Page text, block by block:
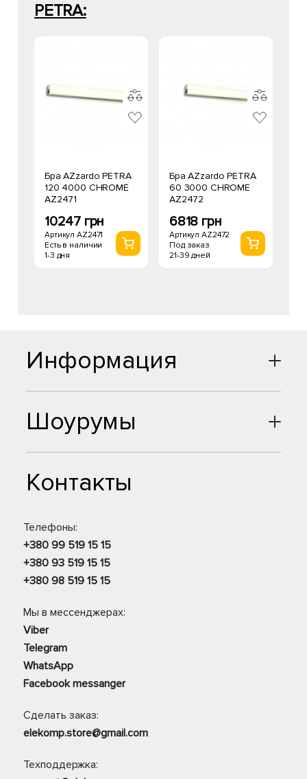
PETRA:
Бра AZzardo PETRA
120 4000 CHROME
AZ2471
10247 грн
Артикул AZ2471
Есть в наличии
1-3 дня
Бра AZzardo PETRA
60 3000 CHROME
AZ2472
6818 грн
Артикул AZ2472
Под заказ
21-39 дней
Шоурумы
Контакты
Телефоны:
+380 99 519 15 15
+380 93 519 15 15
+380 98 519 15 15
Мы в мессенджерах:
Viber
Telegram
WhatsApp
Facebook messanger
Сделать заказ:
elekomp.store@gmail.com
Техподдержка:
Информация